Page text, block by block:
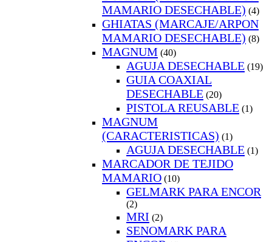
MAMARIO DESECHABLE) (4)
GHIATAS (MARCAJE/ARPON
MAMARIO DESECHABLE) (8)
MAGNUM (40)
AGUJA DESECHABLE (19)
GUIA COAXIAL
DESECHABLE (20)
PISTOLA REUSABLE (1)
MAGNUM
(CARACTERISTICAS) (1)
AGUJA DESECHABLE (1)
MARCADOR DE TEJIDO
MAMARIO (10)
GELMARK PARA ENCOR
(2)
MRI (2)
SENOMARK PARA